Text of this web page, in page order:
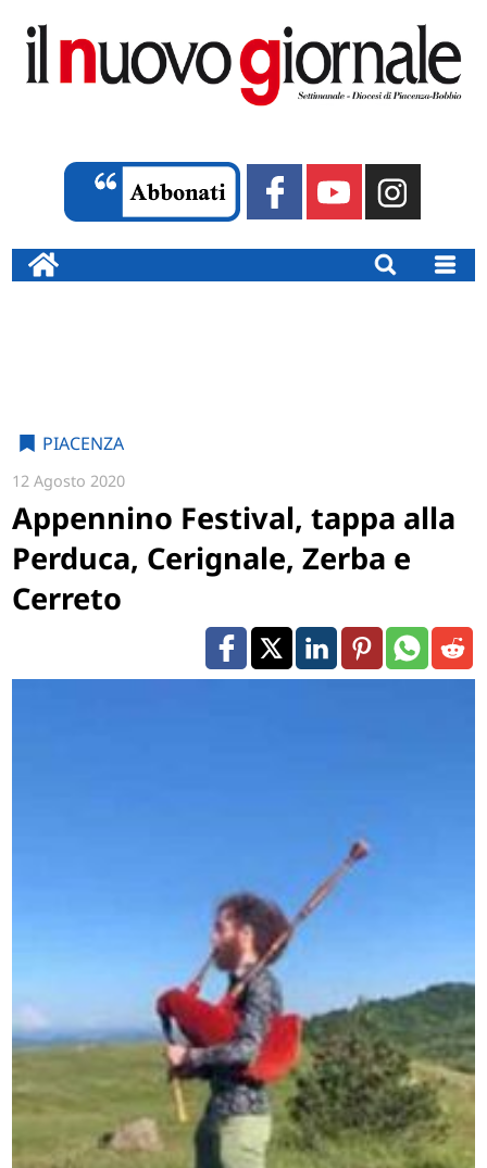
PIACENZA
12 Agosto 2020
Appennino Festival, tappa alla
Perduca, Cerignale, Zerba e
Cerreto